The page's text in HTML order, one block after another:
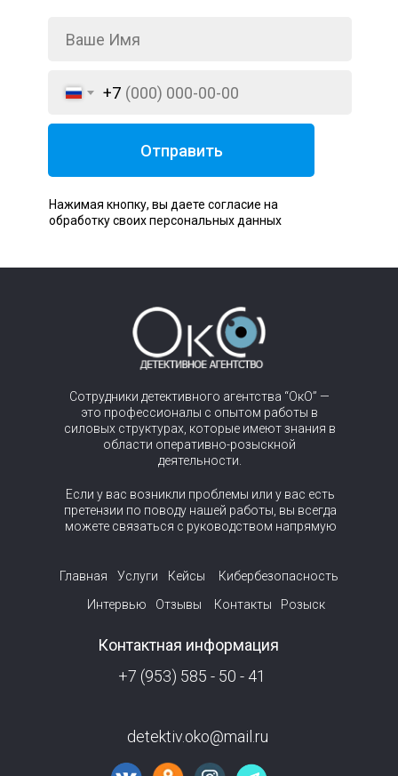
+7
Отправить
Нажимая кнопку, вы даете согласие на
обработку своих персональных данных
Главная Услуги Кейсы
Кибербезопасность
Интервью
Отзывы Контакты
detektiv.oko@mail.ru
+7 (953) 585 - 50 - 41
Сотрудники детективного агентства “ОкО” —
это профессионалы с опытом работы в
силовых структурах, которые имеют знания в
области оперативно-розыскной
деятельности.
Контактная информация
Если у вас возникли проблемы или у вас есть
претензии по поводу нашей работы, вы всегда
можете связаться с руководством напрямую
Розыск